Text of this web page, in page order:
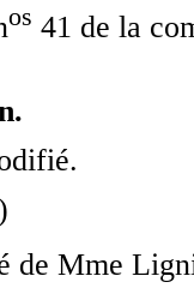
os 41 de la
de Mme